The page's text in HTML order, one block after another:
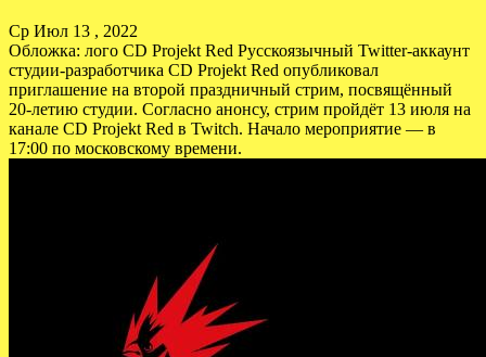
Ср Июл 13 , 2022
Обложка: лого CD Projekt Red Русскоязычный Twitter-аккаунт
студии-разработчика CD Projekt Red опубликовал
приглашение на второй праздничный стрим, посвящённый
20-летию студии. Согласно анонсу, стрим пройдёт 13 июля на
канале CD Projekt Red в Twitch. Начало мероприятие — в
17:00 по московскому времени.